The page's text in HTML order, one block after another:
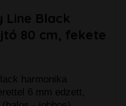
Line Black
80 cm, fekete
harmonika
6 mm edzett,